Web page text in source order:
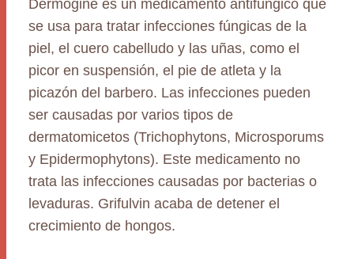
Dermogine es un medicamento antifúngico que
se usa para tratar infecciones fúngicas de la
piel, el cuero cabelludo y las uñas, como el
picor en suspensión, el pie de atleta y la
picazón del barbero. Las infecciones pueden
ser causadas por varios tipos de
dermatomicetos (Trichophytons, Microsporums
y Epidermophytons). Este medicamento no
trata las infecciones causadas por bacterias o
levaduras. Grifulvin acaba de detener el
crecimiento de hongos.